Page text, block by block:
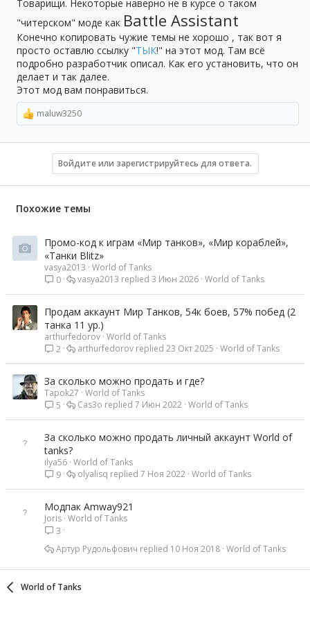
Товарищи. Некоторые наверно не в курсе о таком
"читерском" моде как Battle Assistant
Конечно копировать чужие темы не хорошо , так вот я
просто оставлю ссылку "ТЫК!" на этот мод. Там всё
подробно разработчик описал. Как его установить, что он
делает и так далее.
Этот мод вам понравиться.
Р
е
а
и
maluw3250
Войдите или зарегистрируйтесь для ответа.
Похожие темы
Промо-код к играм «Мир танков», «Мир кораблей»,
«Танки Blitz»
vasya2013 World of Tanks
0
World of Tanks
3 Июн 2026
vasya2013
Продам аккаунт Мир Танков, 54к боев, 57% побед (2
танка 11 ур.)
arthurfedorov World of Tanks
2
World of Tanks
23 Окт 2025
arthurfedorov
За сколько можно продать и где?
Tapok27 World of Tanks
5
World of Tanks
7 Июн 2022
Cas3o
За сколько можно продать личный аккаунт World of
tanks?
ilya56 World of Tanks
9
World of Tanks
7 Ноя 2022
olyalisq
Модпак Amway921
Joris World of Tanks
3
World of Tanks
10 Ноя 2018
Артур Рудольфович
World of Tanks